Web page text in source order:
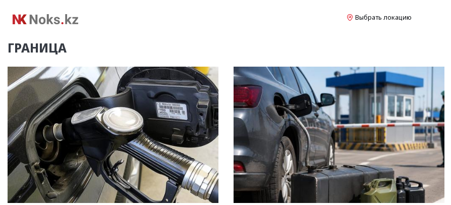
Выбрать локацию
ГРАНИЦА